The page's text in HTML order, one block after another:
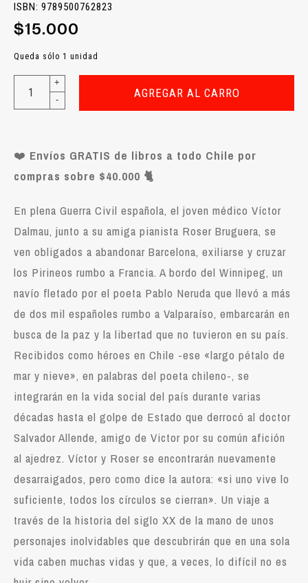
ISBN: 9789500762823
$15.000
Queda sólo 1 unidad
+
-
AGREGAR AL CARRO
❤️ Envíos GRATIS de libros a todo Chile por
compras sobre $40.000 🐈
En plena Guerra Civil española, el joven médico Víctor
Dalmau, junto a su amiga pianista Roser Bruguera, se
ven obligados a abandonar Barcelona, exiliarse y cruzar
los Pirineos rumbo a Francia. A bordo del Winnipeg, un
navío fletado por el poeta Pablo Neruda que llevó a más
de dos mil españoles rumbo a Valparaíso, embarcarán en
busca de la paz y la libertad que no tuvieron en su país.
Recibidos como héroes en Chile -ese «largo pétalo de
mar y nieve», en palabras del poeta chileno-, se
integrarán en la vida social del país durante varias
décadas hasta el golpe de Estado que derrocó al doctor
Salvador Allende, amigo de Victor por su común afición
al ajedrez. Víctor y Roser se encontrarán nuevamente
desarraigados, pero como dice la autora: «si uno vive lo
suficiente, todos los círculos se cierran». Un viaje a
través de la historia del siglo XX de la mano de unos
personajes inolvidables que descubrirán que en una sola
vida caben muchas vidas y que, a veces, lo difícil no es